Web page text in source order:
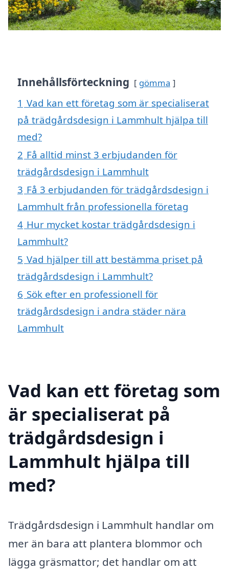
Innehållsförteckning gömma
1 Vad kan ett företag som är specialiserat
på trädgårdsdesign i Lammhult hjälpa till
med?
2 Få alltid minst 3 erbjudanden för
trädgårdsdesign i Lammhult
3 Få 3 erbjudanden för trädgårdsdesign i
Lammhult från professionella företag
4 Hur mycket kostar trädgårdsdesign i
Lammhult?
5 Vad hjälper till att bestämma priset på
trädgårdsdesign i Lammhult?
6 Sök efter en professionell för
trädgårdsdesign i andra städer nära
Lammhult
Vad kan ett företag som
är specialiserat på
trädgårdsdesign i
Lammhult hjälpa till
med?
Trädgårdsdesign i Lammhult handlar om
mer än bara att plantera blommor och
lägga gräsmattor; det handlar om att